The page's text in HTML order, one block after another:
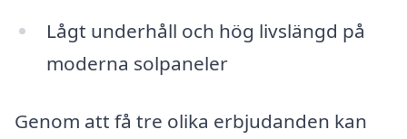
Lågt underhåll och hög livslängd på
moderna solpaneler
Genom att få tre olika erbjudanden kan